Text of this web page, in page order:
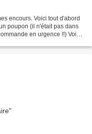
encours. Voici tout d'abord
poupon (il n'était pas dans
en urgence !!) Voici